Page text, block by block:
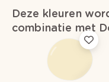
Deze kleuren
combinatie met